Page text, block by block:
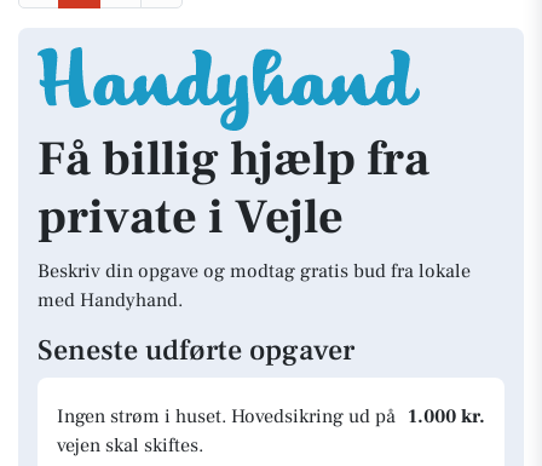
Få billig hjælp fra
private i Vejle
Beskriv din opgave og modtag gratis bud fra lokale
med Handyhand.
Seneste udførte opgaver
Ingen strøm i huset. Hovedsikring ud på
vejen skal skiftes.
1.000 kr.